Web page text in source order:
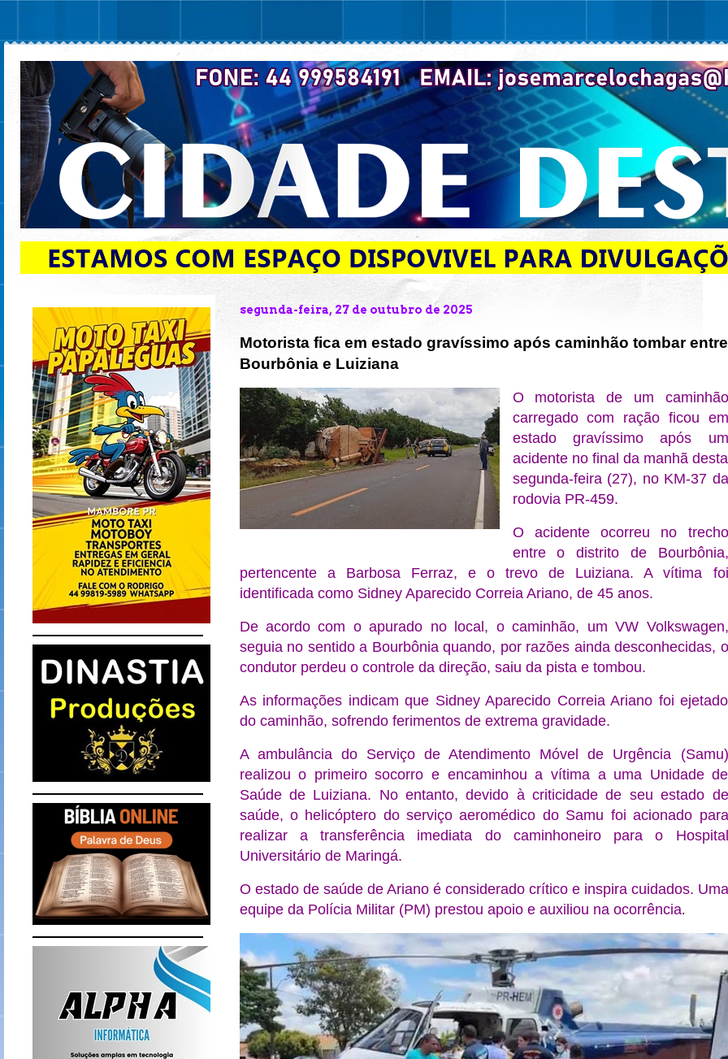
segunda-feira, 27 de outubro de 2025
Motorista fica em estado gravíssimo após caminhão tombar entre
Bourbônia e Luiziana
O motorista de um caminhão
carregado com ração ficou em
estado gravíssimo após um
acidente no final da manhã desta
segunda-feira (27), no KM-37 da
rodovia PR-459.
O acidente ocorreu no trecho
entre o distrito de Bourbônia,
pertencente a Barbosa Ferraz, e o trevo de Luiziana. A vítima foi
identificada como Sidney Aparecido Correia Ariano, de 45 anos.
De acordo com o apurado no local, o caminhão, um VW Volkswagen,
seguia no sentido a Bourbônia quando, por razões ainda desconhecidas, o
condutor perdeu o controle da direção, saiu da pista e tombou.
As informações indicam que Sidney Aparecido Correia Ariano foi ejetado
do caminhão, sofrendo ferimentos de extrema gravidade.
A ambulância do Serviço de Atendimento Móvel de Urgência (Samu)
realizou o primeiro socorro e encaminhou a vítima a uma Unidade de
Saúde de Luiziana. No entanto, devido à criticidade de seu estado de
saúde, o helicóptero do serviço aeromédico do Samu foi acionado para
realizar a transferência imediata do caminhoneiro para o Hospital
Universitário de Maringá.
O estado de saúde de Ariano é considerado crítico e inspira cuidados. Uma
equipe da Polícia Militar (PM) prestou apoio e auxiliou na ocorrência.